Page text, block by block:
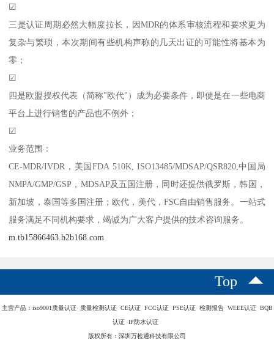
☑
三是认证周期必然大幅度拉长，因MDR的体系审核流程和要求更为
复杂与繁琐，本次期间有些机构声称的几天出证的可能性将基本为
零；
☑
四是欧盟授权代表（简称"欧代"）成为必要条件，即使是在一些电商
平台上进行销售的产品也不例外；
☑
业务范围：
CE-MDR/IVDR，美国FDA 510K, ISO13485/MDSAP/QSR820,中国局
NMPA/GMP/GSP，MDSAP及五国注册，同时还提供俄罗斯，韩国，
新加坡，泰国等多国注册；欧代，美代，FSC自由销售服务。一站式
服务满足不同机构要求，竭诚为广大客户提供的技术咨询服务。
m.tb15866463.b2b168.com
Top
主营产品：iso9001质量认证 质量检测认证 CE认证 FCC认证 PSE认证 检测报告 WEEE认证 BQB
认证 IP防水认证
版权所有：深圳万检通科技有限公司